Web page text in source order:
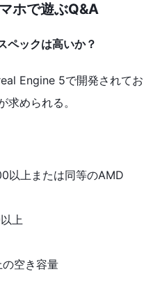
ホで遊ぶQ&A
ペックは高いか？
Engine 5で開発されてお
求められる。
以上または同等のAMD
上
空き容量